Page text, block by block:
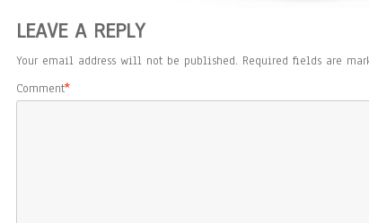
LEAVE A REPLY
Your email address will not be published. Required fields are
Comment*